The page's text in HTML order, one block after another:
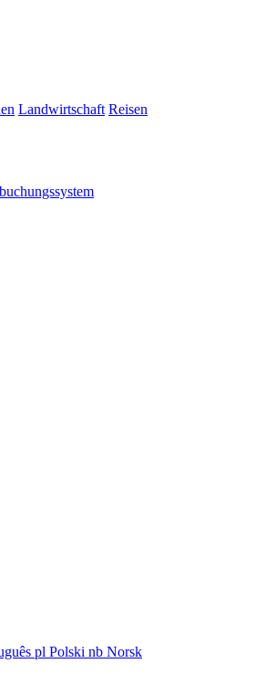
Landwirtschaft Reisen
pl Polski nb Norsk